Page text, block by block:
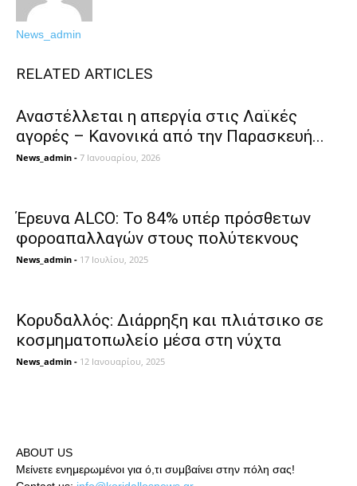
News_admin
RELATED ARTICLES
Αναστέλλεται η απεργία στις Λαϊκές
αγορές – Κανονικά από την Παρασκευή...
News_admin - 7 Ιανουαρίου, 2026
Έρευνα ALCO: Το 84% υπέρ πρόσθετων
φοροαπαλλαγών στους πολύτεκνους
News_admin - 17 Ιουλίου, 2025
Κορυδαλλός: Διάρρηξη και πλιάτσικο σε
κοσμηματοπωλείο μέσα στη νύχτα
News_admin - 12 Ιανουαρίου, 2025
ABOUT US
Μείνετε ενημερωμένοι για ό,τι συμβαίνει στην πόλη σας!